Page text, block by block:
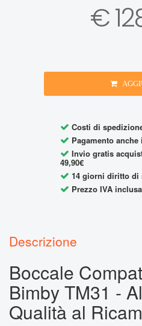
€
Costi di
Pagamento
Invio gratis
49,90€
14 giorni diritto di
Prezzo IVA inclusa
Boccale
Bimby TM31 -
Qualità al